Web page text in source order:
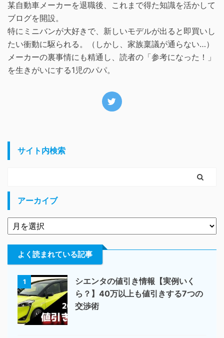
某自動車メーカーを退職後、これまで得た知識を活かして
ブログを開設。
特にミニバンが大好きで、新しいモデルが出ると即買いし
たい衝動に駆られる。（しかし、家族稟議が通らない…）
メーカーの裏事情にも精通し、読者の「参考になった！」
を生きがいにする1児のパパ。
サイト内検索
アーカイブ
よく読まれている記事
1
シエンタの値引き情報【実例いく
ら？】40万以上も値引きする7つの
交渉術